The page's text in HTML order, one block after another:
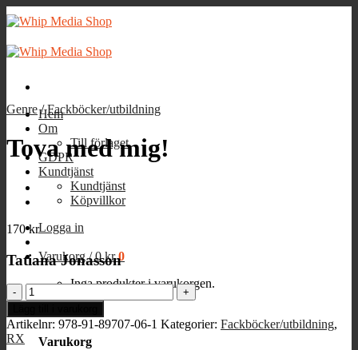
Skip
to
Hem
Om
Till förlaget
GDPR
Kundtjänst
Kundtjänst
Köpvillkor
Logga in
Varukorg /0kr 0
Inga produkter i varukorgen.
Varukorg
Genre / Fackböcker/utbildning
Tova med mig!
170kr
Tatiana Jonasson
Tova
med
mig!
mängd
Artikelnr: 978-91-89707-06-1 Kategorier: Fackböcker/utbildning,
RX